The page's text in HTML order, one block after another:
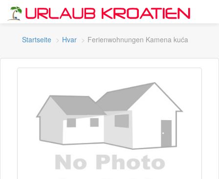
Startseite Hvar Ferienwohnungen Kamena kuća